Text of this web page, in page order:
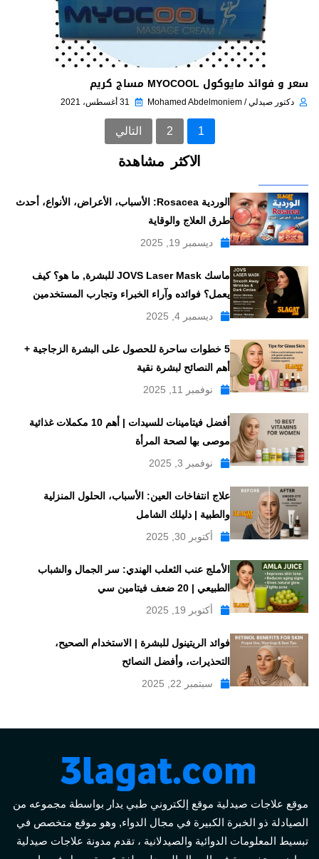
سعر و فوائد مايوكول MYOCOOL مساج كريم
دكتور صيدلي / Mohamed Abdelmoniem 31 أغسطس، 2021
1
2 التالي
الاكثر مشاهدة
الوردية Rosacea: الأسباب، الأعراض، الأنواع، أحدث
طرق العلاج والوقاية
ديسمبر 19, 2025
ماسك JOVS Laser Mask للبشرة, ما هو؟ كيف
يعمل؟ فوائده وآراء الخبراء وتجارب المستخدمين
ديسمبر 4, 2025
5 خطوات ساحرة للحصول على البشرة الزجاجية +
أهم النصائح لبشرة نقية
نوفمبر 11, 2025
أفضل فيتامينات للسيدات | أهم 10 مكملات غذائية
موصى بها لصحة المرأة
نوفمبر 3, 2025
علاج انتفاخات العين: الأسباب، الحلول المنزلية
والطبية | دليلك الشامل
أكتوبر 30, 2025
الأملج عنب الثعلب الهندي: سر الجمال والشباب
الطبيعي | 20 ضعف فيتامين سي
أكتوبر 19, 2025
فوائد الريتينول للبشرة | الاستخدام الصحيح،
التحذيرات، وأفضل النصائح
سبتمبر 22, 2025
موقع علاجات صيدلية موقع إلكتروني طبي يدار بواسطة مجموعه من
الصيادلة ذو الخبرة الكبيرة في مجال الدواء, وهو موقع متخصص في
تبسيط المعلومات الدوائية والصيدلانية ، تقدم مدونة علاجات صيدلية